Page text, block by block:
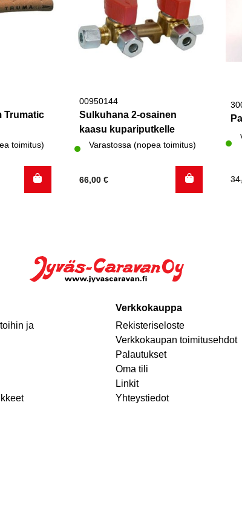
Trumatic
toimitus)
00950144
Sulkuhana 2-osainen
kaasu kupariputkelle
Varastossa (nopea toimitus)
66,00 €
ja
Verkkokauppa
Rekisteriseloste
Verkkokaupan toimitusehdot
Palautukset
Oma tili
Linkit
Yhteystiedot